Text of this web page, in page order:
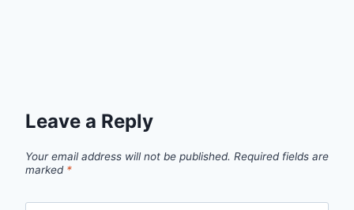
Leave a Reply
Your email address will not be published. Required fields are
marked *